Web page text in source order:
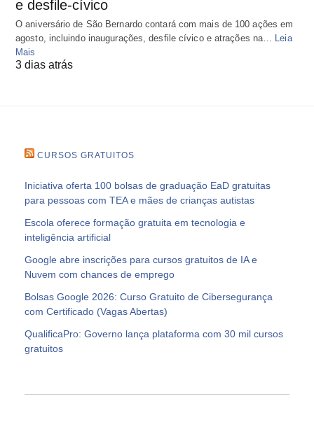
e desfile-cívico
O aniversário de São Bernardo contará com mais de 100 ações em
agosto, incluindo inaugurações, desfile cívico e atrações na…
Leia
Mais
3 dias atrás
CURSOS GRATUITOS
Iniciativa oferta 100 bolsas de graduação EaD gratuitas
para pessoas com TEA e mães de crianças autistas
Escola oferece formação gratuita em tecnologia e
inteligência artificial
Google abre inscrições para cursos gratuitos de IA e
Nuvem com chances de emprego
Bolsas Google 2026: Curso Gratuito de Cibersegurança
com Certificado (Vagas Abertas)
QualificaPro: Governo lança plataforma com 30 mil cursos
gratuitos